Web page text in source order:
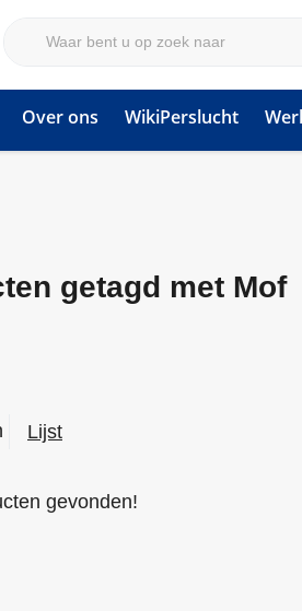
Over ons WikiPerslucht
getagd met Mof
Lijst
gevonden!